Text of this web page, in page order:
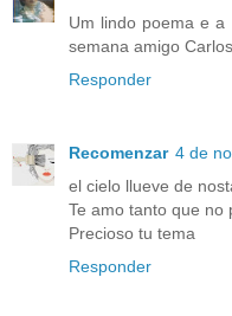
Um lindo poema e a
semana amigo
Responder
Recomenzar 4 de
el cielo llueve de
Te amo tanto que no
Precioso tu tema
Responder